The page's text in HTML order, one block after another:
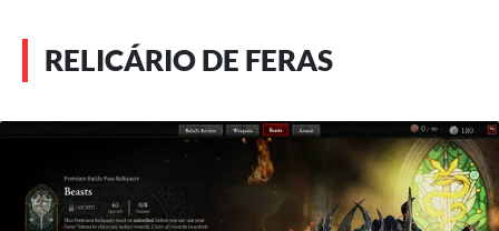
RELICÁRIO DE FERAS